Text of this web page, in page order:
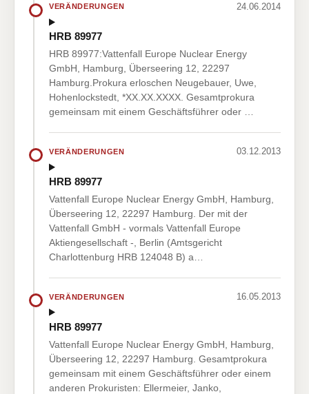
VERÄNDERUNGEN 24.06.2014
HRB 89977
HRB 89977:Vattenfall Europe Nuclear Energy
GmbH, Hamburg, Überseering 12, 22297
Hamburg.Prokura erloschen Neugebauer, Uwe,
Hohenlockstedt, *XX.XX.XXXX. Gesamtprokura
gemeinsam mit einem Geschäftsführer oder …
VERÄNDERUNGEN 03.12.2013
HRB 89977
Vattenfall Europe Nuclear Energy GmbH, Hamburg,
Überseering 12, 22297 Hamburg. Der mit der
Vattenfall GmbH - vormals Vattenfall Europe
Aktiengesellschaft -, Berlin (Amtsgericht
Charlottenburg HRB 124048 B) a…
VERÄNDERUNGEN 16.05.2013
HRB 89977
Vattenfall Europe Nuclear Energy GmbH, Hamburg,
Überseering 12, 22297 Hamburg. Gesamtprokura
gemeinsam mit einem Geschäftsführer oder einem
anderen Prokuristen: Ellermeier, Janko,